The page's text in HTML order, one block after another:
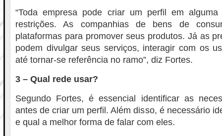
“Toda empresa pode criar um perfil em
restrições. As companhias de bens de
plataformas para promover seus produtos. Já as
podem divulgar seus serviços, interagir com os
até tornar-se referência no ramo”, diz Fortes.
3 – Qual rede usar?
Segundo Fortes, é essencial identificar as
antes de criar um perfil. Além disso, é necessário
e qual a melhor forma de falar com eles.